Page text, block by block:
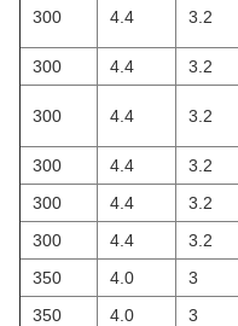
300 4.4 3.2
300
4.4 3.2
300 4.4 3.2
300
4.4 3.2
300
4.4 3.2
300
4.4 3.2
350
4.0 3
350
4.0 3